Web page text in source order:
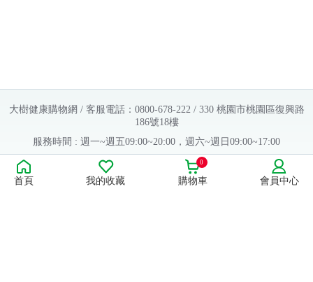
大樹健康購物網 / 客服電話：0800-678-222 / 330 桃園市桃園區復興路
186號18樓
服務時間 : 週一~週五09:00~20:00，週六~週日09:00~17:00
Copyright © 2016 大樹連鎖藥局. All Rights Reserved.
販售業者資料：
首頁 我的收藏 購物車
0
會員中心